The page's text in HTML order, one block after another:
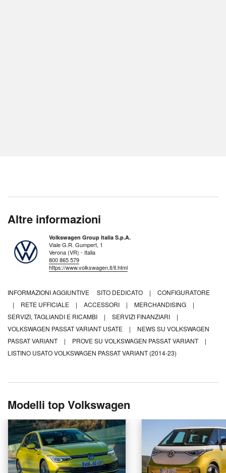
Altre informazioni
Volkswagen Group Italia S.p.A.
Viale G.R. Gumpert, 1
Verona (VR) - Italia
800 865 579
https://www.volkswagen.it/it.html
INFORMAZIONI AGGIUNTIVE SITO DEDICATO |
CONFIGURATORE
|
RETE UFFICIALE | ACCESSORI | MERCHANDISING
|
SERVIZI, TAGLIANDI E RICAMBI
| SERVIZI FINANZIARI
|
VOLKSWAGEN PASSAT VARIANT USATE
|
NEWS SU VOLKSWAGEN
PASSAT VARIANT
| PROVE SU VOLKSWAGEN PASSAT VARIANT
|
LISTINO USATO VOLKSWAGEN PASSAT VARIANT (2014-23)
Modelli top Volkswagen